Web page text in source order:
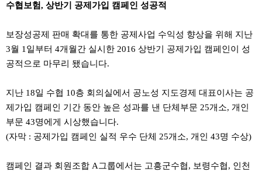
수협보험, 상반기 공제가입 캠페인 성공적
보장성공제 판매 확대를 통한 공제사업 수익성 향상을 위해 지난
3월 1일부터 4개월간 실시한 2016 상반기 공제가입 캠페인이 성
공적으로 마무리 됐습니다.
지난 18일 수협 10층 회의실에서 공노성 지도경제 대표이사는 공
제가입 캠페인 기간 동안 높은 성과를 낸 단체부문 25개소, 개인
부문 43명에게 시상했습니다.
(자막 : 공제가입 캠페인 실적 우수 단체 25개소, 개인 43명 수상)
캠페인 결과 회원조합 A그룹에서는 고흥군수협, 보령수협, 인천